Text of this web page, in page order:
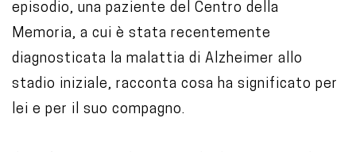
t
e
n
t
episodio, una paziente del Centro della
Memoria, a cui è stata recentemente
diagnosticata la malattia di Alzheimer allo
stadio iniziale, racconta cosa ha significato per
lei e per il suo compagno.